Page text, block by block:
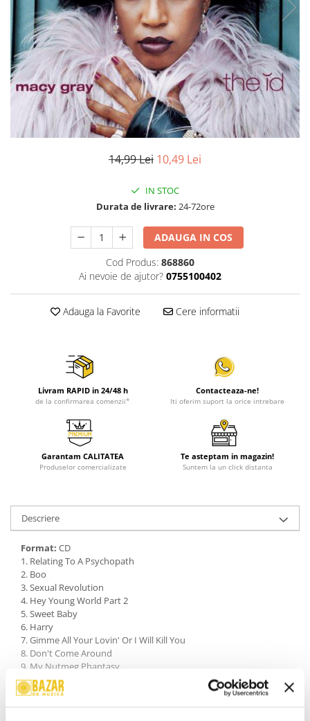
Viniluri Românești
Colecția Electrecord
14,99 Lei 10,49 Lei
IN STOC
Durata de livrare: 24-72ore
ADAUGA IN COS
Cod Produs: 868860
Ai nevoie de ajutor? 0755100402
Adauga la Favorite Cere informatii
Livram RAPID in 24/48 h
de la confirmarea comenzii*
Contacteaza-ne!
Iti oferim suport la orice intrebare
Garantam CALITATEA
Produselor comercializate
Te asteptam in magazin!
Suntem la un click distanta
Descriere
Format: CD
1. Relating To A Psychopath
2. Boo
3. Sexual Revolution
4. Hey Young World Part 2
5. Sweet Baby
6. Harry
7. Gimme All Your Lovin' Or I Will Kill You
8. Don't Come Around
9. My Nutmeg Phantasy
10. Freak Like Me
11. Oblivion